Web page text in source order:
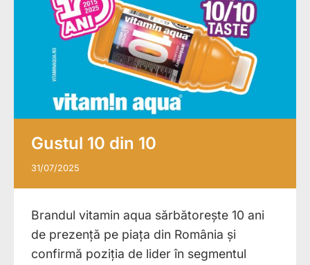
Gustul 10 din 10
31/07/2025
Brandul vitamin aqua sărbătorește 10 ani
de prezență pe piața din România și
confirmă poziția de lider în segmentul